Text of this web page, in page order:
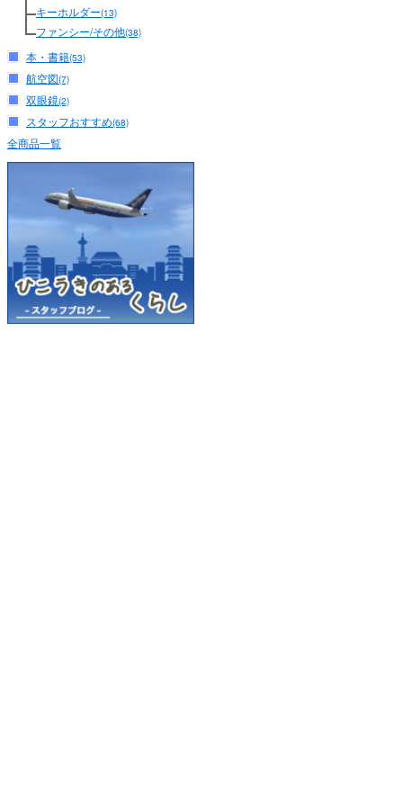
キーホルダー(13)
ファンシー/その他(38)
本・書籍(53)
航空図(7)
双眼鏡(2)
スタッフおすすめ(68)
全商品一覧